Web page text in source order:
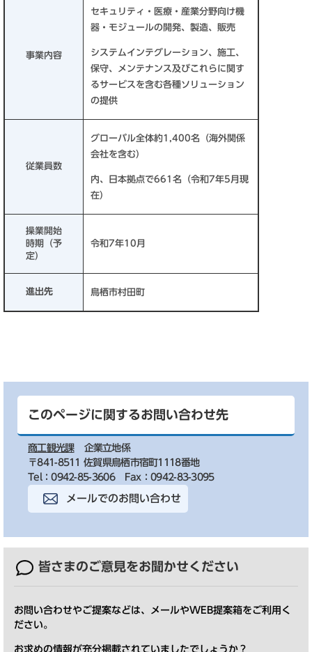
事業内容
セキュリティ・医療・産業分野向け機
器・モジュールの開発、製造、販売
システムインテグレーション、施工、
保守、メンテナンス及びこれらに関す
るサービスを含む各種ソリューション
の提供
従業員数
グローバル全体約1,400名（海外関係
会社を含む）
内、日本拠点で661名（令和7年5月現
在）
操業開始
時期（予
定）
令和7年10月
進出先 鳥栖市村田町
このページに関するお問い合わせ先
商工観光課
企業立地係
〒841-8511 佐賀県鳥栖市宿町1118番地
Tel：0942-85-3606
Fax：0942-83-3095
メールでのお問い合わせ
皆さまのご意見をお聞かせください
お問い合わせやご提案などは、メールやWEB提案箱をご利用く
ださい。
お求めの情報が充分掲載されていましたでしょうか？